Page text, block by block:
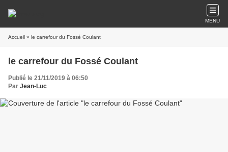
MENU
Accueil » le carrefour du Fossé Coulant
le carrefour du Fossé Coulant
Publié le 21/11/2019 à 06:50
Par Jean-Luc